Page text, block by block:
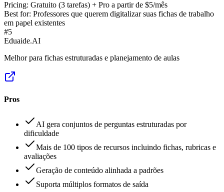
Pricing: Gratuito (3 tarefas) + Pro a partir de $5/mês
Best for: Professores que querem digitalizar suas fichas de trabalho
em papel existentes
#5
Eduaide.AI
Melhor para fichas estruturadas e planejamento de aulas
Pros
AI gera conjuntos de perguntas estruturadas por
dificuldade
Mais de 100 tipos de recursos incluindo fichas, rubricas e
avaliações
Geração de conteúdo alinhada a padrões
Suporta múltiplos formatos de saída